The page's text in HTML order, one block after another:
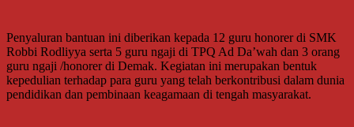
Penyaluran bantuan ini diberikan kepada 12 guru honorer di SMK
Robbi Rodliyya serta 5 guru ngaji di TPQ Ad Da’wah dan 3 orang
guru ngaji /honorer di Demak. Kegiatan ini merupakan bentuk
kepedulian terhadap para guru yang telah berkontribusi dalam dunia
pendidikan dan pembinaan keagamaan di tengah masyarakat.